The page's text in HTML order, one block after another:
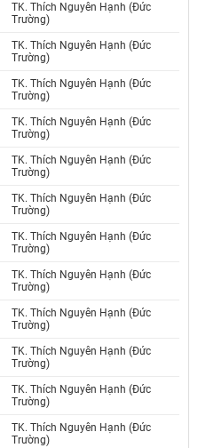
TK. Thích Nguyên Hạnh (Đức
Trường)
TK. Thích Nguyên Hạnh (Đức
Trường)
TK. Thích Nguyên Hạnh (Đức
Trường)
TK. Thích Nguyên Hạnh (Đức
Trường)
TK. Thích Nguyên Hạnh (Đức
Trường)
TK. Thích Nguyên Hạnh (Đức
Trường)
TK. Thích Nguyên Hạnh (Đức
Trường)
TK. Thích Nguyên Hạnh (Đức
Trường)
TK. Thích Nguyên Hạnh (Đức
Trường)
TK. Thích Nguyên Hạnh (Đức
Trường)
TK. Thích Nguyên Hạnh (Đức
Trường)
TK. Thích Nguyên Hạnh (Đức
Trường)